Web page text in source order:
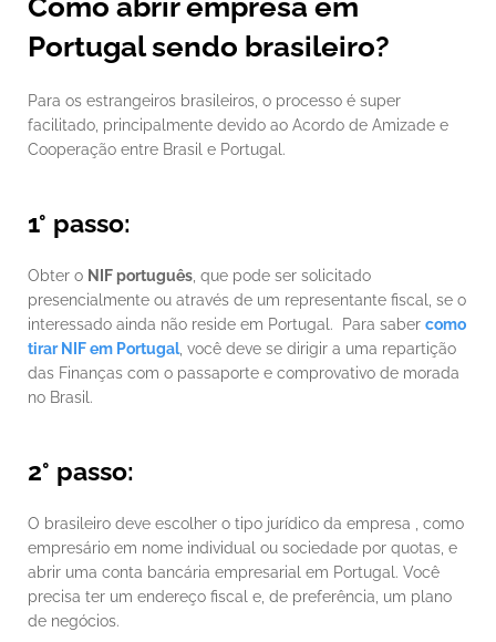
Como abrir empresa em
Portugal sendo brasileiro?
Para os estrangeiros brasileiros, o processo é super
facilitado, principalmente devido ao Acordo de Amizade e
Cooperação entre Brasil e Portugal.
1° passo:
Obter o NIF português , que pode ser solicitado
presencialmente ou através de um representante fiscal, se o
interessado ainda não reside em Portugal.  Para saber como
tirar NIF em Portugal, você deve se dirigir a uma repartição
das Finanças com o passaporte e comprovativo de morada
no Brasil.
2° passo:
O brasileiro deve escolher o tipo jurídico da empresa , como
empresário em nome individual ou sociedade por quotas, e
abrir uma conta bancária empresarial em Portugal. Você
precisa ter um endereço fiscal e, de preferência, um plano
de negócios.